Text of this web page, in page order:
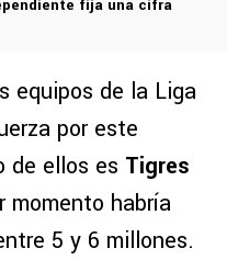
fija una cifra
equipos de la Liga
por este
de ellos es Tigres
momento habría
5 y 6 millones.